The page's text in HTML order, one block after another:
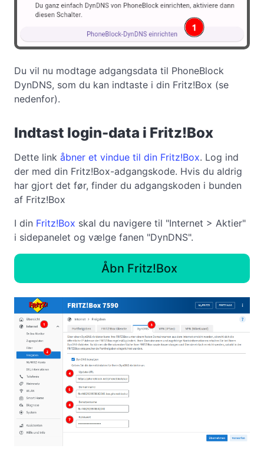
Du vil nu modtage adgangsdata til PhoneBlock
DynDNS, som du kan indtaste i din Fritz!Box (se
nedenfor).
Indtast login-data i Fritz!Box
Dette link åbner et vindue til din Fritz!Box. Log ind
der med din Fritz!Box-adgangskode. Hvis du aldrig
har gjort det før, finder du adgangskoden i bunden
af Fritz!Box
I din Fritz!Box skal du navigere til "Internet > Aktier"
i sidepanelet og vælge fanen "DynDNS".
Åbn Fritz!Box